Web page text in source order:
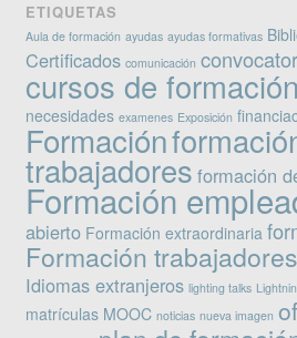
ETIQUETAS
Aula de formación ayudas ayudas formativas
Certificados comunicación
cursos de formación
necesidades examenes Exposición
Formación
trabajadores formación
Formación
abierto Formación extraordinaria
Formación trabajadores
Idiomas extranjeros lighting talks
matrículas MOOC noticias nueva imagen